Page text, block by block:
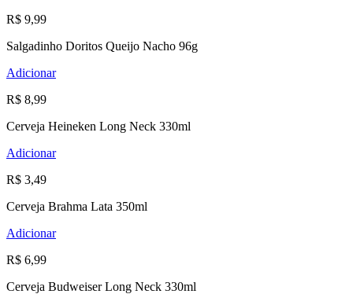
R$ 9,99
Salgadinho Doritos Queijo Nacho 96g
Adicionar
R$ 8,99
Cerveja Heineken Long Neck 330ml
Adicionar
R$ 3,49
Cerveja Brahma Lata 350ml
Adicionar
R$ 6,99
Cerveja Budweiser Long Neck 330ml